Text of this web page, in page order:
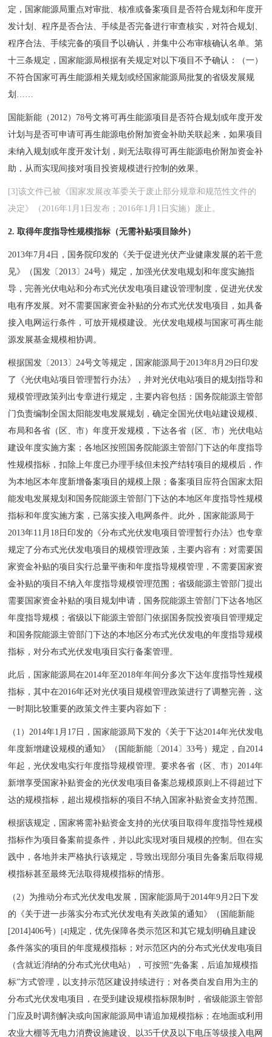
定，国家能源局重点对审批、核准或备案项目是否符合规划和年度开
发计划、程序是否合法、手续是否完备进行审查核实，对符合规划、
程序合法、手续完备的项目予以确认，并集中公布审核确认名单。第
十三条规定，国家能源局根据有关规定对以下项目不予确认：（一）
不符合国家可再生能源相关规划或经国家能源局批复的省级发展规
划……
国能新能（2012）78号文将可再生能源项目是否符合规划或年度开发
计划与是否可申请可再生能源电价附加资金补助关联起来，如果项目
未纳入规划或年度开发计划，则无法取得可再生能源电价附加资金补
助，从而实现间接对项目投资规模进行控制的效果。
[3]该文件已被《国家发展改革委关于废止部分规章和规范性文件的
决定》（2016年1月1日发布；2016年1月1日实施）废止。
2.取得年度指导性规模指标（无需补贴项目除外）
2013年7月4日，国务院印发的《关于促进光伏产业健康发展的若干意
见》（国发〔2013〕24号）规定，加强光伏发电规划和年度实施指
导，完善光伏电站和分布式光伏发电项目建设管理制度，促进光伏发
电有序发展。对不需要国家资金补贴的分布式光伏发电项目，如具备
接入电网运行条件，可放开规模建设。光伏发电规模与国家可再生能
源发展基金规模相协调。
根据国发〔2013〕24号文等规定，国家能源局于2013年8月29日印发
了《光伏电站项目管理暂行办法》，并对光伏电站项目的规划指导和
规模管理政策列出专章进行规定，主要内容包括：国务院能源主管部
门负责编制全国太阳能发电发展规划，确定全国光伏电站建设规模、
布局和各省（区、市）年度开发规模，下达各省（区、市）光伏电站
建设年度实施方案；各地区按照国务院能源主管部门下达的年度指导
性规模指标，扣除上年度已办理手续但未投产结转项目的规模后，作
为本地区本年度新增备案项目的规模上限；备案项目应符合国家太阳
能发电发展规划和国务院能源主管部门下达的本地区年度指导性规模
指标和年度实施方案，已落实接入电网条件。此外，国家能源局于
2013年11月18日印发的《分布式光伏发电项目管理暂行办法》也专章
规定了分布式光伏发电项目的规模管理政策，主要内容有：对需要国
家资金补贴的项目实行总量平衡和年度指导规模管理，不需要国家资
金补贴的项目不纳入年度指导规模管理范围；省级能源主管部门提出
需要国家资金补贴的项目规划申请，国务院能源主管部门下达各地区
年度指导规模；省级以下能源主管部门依据国务院投资项目管理规定
和国务院能源主管部门下达的本地区分布式光伏发电的年度指导规模
指标，对分布式光伏发电项目实行备案管理。
此后，国家能源局在2014年至2018年年间分多次下达年度指导性规模
指标，其中在2016年还对光伏项目规模管理政策进行了调整完善，这
一时期比较重要的政策文件主要内容如下：
（1）2014年1月17日，国家能源局下发的《关于下达2014年光伏发电
年度新增建设规模的通知》（国能新能〔2014〕33号）规定，自2014
年起，光伏发电实行年度指导规模管理。要求各省（区、市）2014年
新增享受国家补贴资金的光伏发电项目备案总规模原则上不得超过下
达的规模指标，超出规模指标的项目不纳入国家补贴资金支持范围。
根据该规定，国家将需补贴资金支持的光伏项目取得年度指导性规模
指标作为项目备案前提条件，并以此实现对项目规模的控制。但在实
践中，各地并未严格执行该规定，导致出现部分项目先备案后取得规
模指标甚至最终无法取得规模指标的情形。
（2）为推动分布式光伏发电发展，国家能源局于2014年9月2日下发
的《关于进一步落实分布式光伏发电有关政策的通知》（国能新能
[2014]406号） [4]规定，优先保障各类示范区和其它规划明确且建设
条件落实的项目的年度规模指标；对示范区内的分布式光伏发电项目
（含就近消纳的分布式光伏电站），可按照“先备案，后追加规模指
标”方式管理，以支持示范区建设持续进行；对各类自发自用为主的
分布式光伏发电项目，在受到建设规模指标限制时，省级能源主管部
门应及时调剂解决或向国家能源局申请追加规模指标；在地面或利用
农业大棚等无电力消费设施建设、以35千伏及以下电压等级接入电网